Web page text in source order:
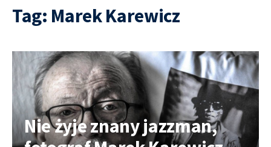
Tag: Marek Karewicz
Nie żyje znany jazzman,